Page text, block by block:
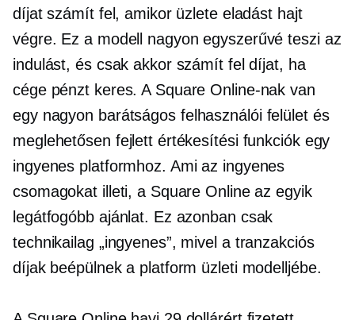
díjat számít fel, amikor üzlete eladást hajt
végre. Ez a modell nagyon egyszerűvé teszi az
indulást, és csak akkor számít fel díjat, ha
cége pénzt keres. A Square Online-nak van
egy nagyon barátságos felhasználóifelület és
meglehetősen fejlett értékesítési funkciók egy
ingyenes platformhoz. Ami az ingyenes
csomagokat illeti, a Square Online az egyik
legátfogóbb ajánlat. Ez azonban csak
technikailag „ingyenes”, mivel a tranzakciós
díjak beépülnek a platform üzleti modelljébe.